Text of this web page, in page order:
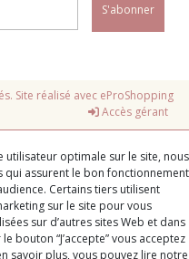
S'abonner
Site réalisé avec eProShopping
Accès gérant
optimale sur le site, nous
qui assurent le bon fonctionnement
Certains tiers utilisent
sur le site pour vous
sur d’autres sites Web et dans
bouton “J’accepte” vous acceptez
savoir plus, vous pouvez lire notre